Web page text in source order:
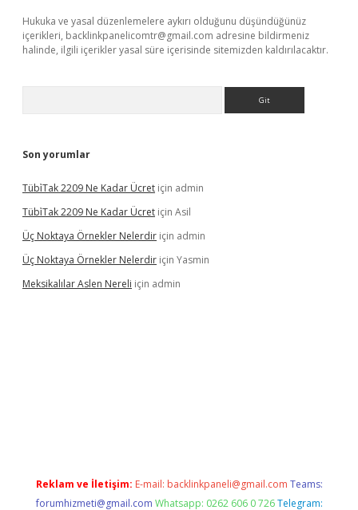
Hukuka ve yasal düzenlemelere aykırı olduğunu düşündüğünüz
içerikleri, backlinkpanelicomtr@gmail.com adresine bildirmeniz
halinde, ilgili içerikler yasal süre içerisinde sitemizden kaldırılacaktır.
Son yorumlar
Tübi̇Tak 2209 Ne Kadar Ücret için admin
Tübi̇Tak 2209 Ne Kadar Ücret için Asil
Üç Noktaya Örnekler Nelerdir için admin
Üç Noktaya Örnekler Nelerdir için Yasmin
Meksikalılar Aslen Nereli için admin
Reklam ve İletişim: E-mail: backlinkpaneli@gmail.com Teams:
forumhizmeti@gmail.com Whatsapp: 0262 606 0 726 Telegram: